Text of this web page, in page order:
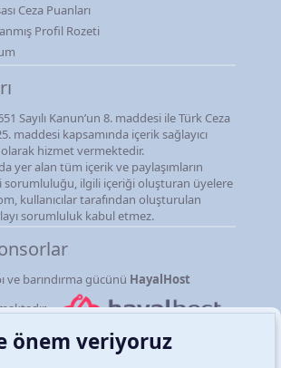
Ceza Puanları
Profil Rozeti
Sayılı Kanun’un 8. maddesi ile Türk Ceza
maddesi kapsamında içerik sağlayıcı
olarak hizmet vermektedir.
yer alan tüm içerik ve paylaşımların
sorumluluğu, ilgili içeriği oluşturan üyelere
kullanıcılar tarafından oluşturulan
sorumluluk kabul etmez.
ve barındırma gücünü HayalHost
önem veriyoruz